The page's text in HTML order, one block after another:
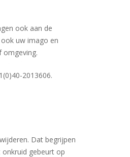
ook aan de
uw imago en
omgeving.
2013606.
Dat begrijpen
gebeurt op